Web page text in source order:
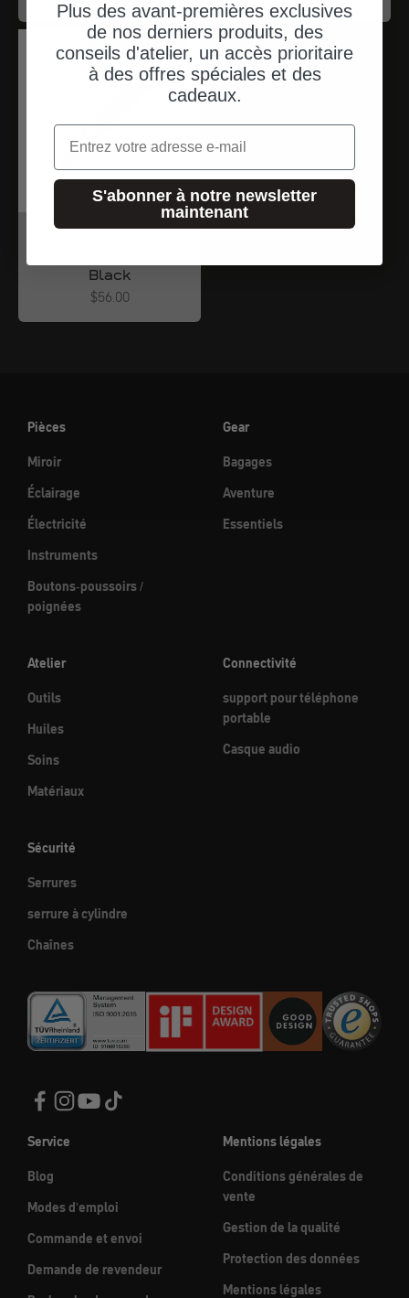
expéditions depuis l'Allemagne
Black
Angebot
$56.00
Pièces
Miroir
Éclairage
Électricité
Instruments
Boutons-poussoirs /
poignées
Gear
Bagages
Aventure
Essentiels
Atelier
Outils
Huiles
Soins
Matériaux
Connectivité
support pour téléphone
portable
Casque audio
Sécurité
Serrures
serrure à cylindre
Chaînes
Service
Blog
Modes d'emploi
Commande et envoi
Demande de revendeur
Mentions légales
Conditions générales de
vente
Gestion de la qualité
Protection des données
Mentions légales
Plus des avant-premières exclusives
de nos derniers produits, des
conseils d'atelier, un accès prioritaire
à des offres spéciales et des
cadeaux.
Email
S'abonner à notre newsletter
maintenant